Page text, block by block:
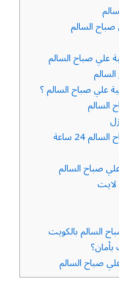
السالم
صباح السالم
علي صباح السالم ؟
السالم
24 ساعة
صباح السالم
السالم بالكويت
صباح السالم